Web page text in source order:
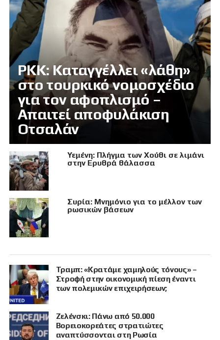
PKK: Καταγγέλλει «λάθη»
στο τουρκικό νομοσχέδιο
για τον αφοπλισμό –
Απαιτεί αποφυλάκιση
Οτσαλάν
Υεμένη: Πλήγμα των Χούθι σε λιμάνι
στην Ερυθρά θάλασσα
Συρία: Μνημόνιο για το μέλλον των
ρωσικών βάσεων
Τραμπ: «Κρατάμε χαμηλούς τόνους» –
Στροφή στην οικονομική πίεση έναντι
των πολεμικών επιχειρήσεων;
Ζελένσκι: Πάνω από 50.000
Βορειοκορεάτες στρατιώτες
αναπτύσσονται στη Ρωσία